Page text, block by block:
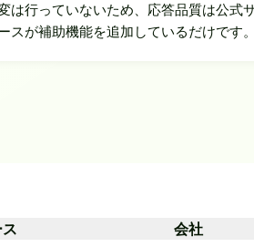
は行っていないため、応答品質は公式
スが補助機能を追加しているだけです。
会社